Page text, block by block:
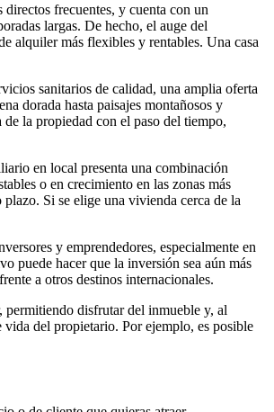
frecuentes, y cuenta con un
largas. De hecho, el auge del
alquiler más flexibles y rentables. Una casa
sanitarios de calidad, una amplia oferta
dorada hasta paisajes montañosos y
la propiedad con el paso del tiempo,
en local presenta una combinación
o en crecimiento en las zonas más
Si se elige una vivienda cerca de la
y emprendedores, especialmente en
puede hacer que la inversión sea aún más
a otros destinos internacionales.
permitiendo disfrutar del inmueble y, al
del propietario. Por ejemplo, es posible